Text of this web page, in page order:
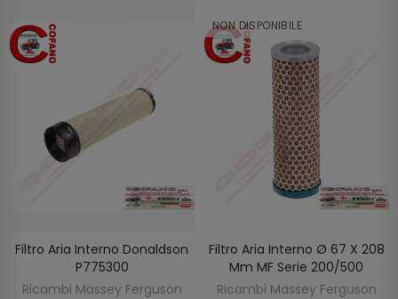
AGGIUNGI AL CARRELLO
Filtro Aria Interno Donaldson
P775300
Ricambi Massey Ferguson
NON DISPONIBILE
SCOPRIRE
Filtro Aria Interno Ø 67 X 208
Mm MF Serie 200/500
Ricambi Massey Ferguson